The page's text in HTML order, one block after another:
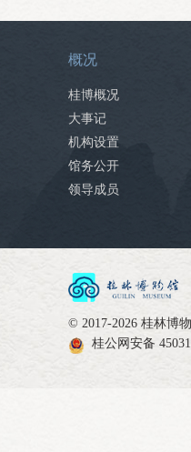
概况
桂博概况
大事记
机构设置
馆务公开
领导成员
© 2017-2026 桂林博
桂公网安备